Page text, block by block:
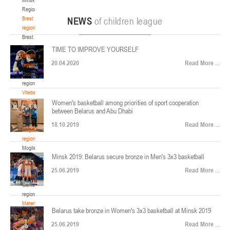
Region
Brest
region
Brest
region
Grodno
region
Grodno
region
Vitebsk
region
Vitebsk
region
Mogilev
region
Mogilev
region
Gomel
region
Gomel
region
Materials
for
coaches
ул. Ленинградская, 4
Минск
Финал четырех – юноши 2014-2015 гг.р., Дивизион 2, 22-24 апреля 2026 г., г.
Минск, ул. Стадионная, 3
U-12, девушки
V тур – девушки 2014-2015 гг.р., Дивизион 1, 17-19 апреля 2026 г., г. Гомель,
ул. Б.Хмельницкого, 118а
Минск
Финал 4-х – девушки 2010-2011 гг.р., Дивизион 2, 14-16 апреля 2026 г., г.
Минск, ул. Стадионная, 3
NEWS of children league
TIME TO IMPROVE YOURSELF
20.04.2020 Read More ...
Women's basketball among priorities of sport cooperation
between Belarus and Abu Dhabi
18.10.2019 Read More ...
Minsk 2019: Belarus secure bronze in Men's 3x3 basketball
25.06.2019 Read More ...
Belarus take bronze in Women's 3x3 basketball at Minsk 2019
25.06.2019 Read More ...